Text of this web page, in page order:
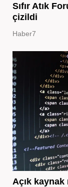
Sıfır Atık
çizildi
Haber7
Açık kaynak